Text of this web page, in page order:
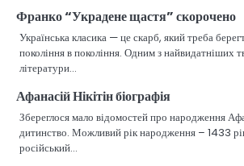
Франко “Украдене щастя” скорочено
Українська класика — це скарб, який треба
покоління в покоління. Одним з найвидатніших
літератури…
Афанасій Нікітін біографія
Збереглося мало відомостей про народження
дитинство. Можливий рік народження – 1433
російський…